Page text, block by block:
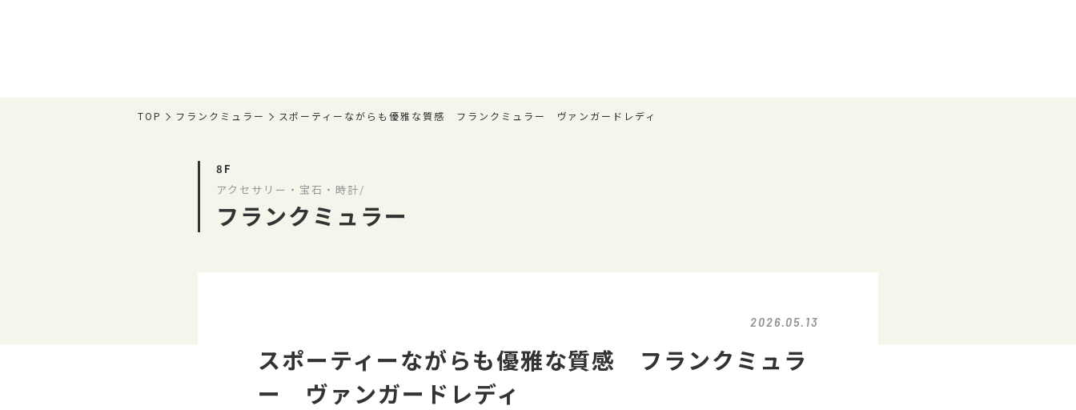
TOP フランクミュラー スポーティーながらも優雅な質感 フランクミュラー ヴァンガードレディ
8F
アクセサリー・宝石・時計/
フランクミュラー
2026.05.13
スポーティーながらも優雅な質感 フランクミュラ
ー ヴァンガードレディ